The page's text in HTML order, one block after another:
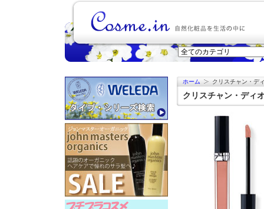
ホーム クリスチャン・デ
クリスチャン・ディ